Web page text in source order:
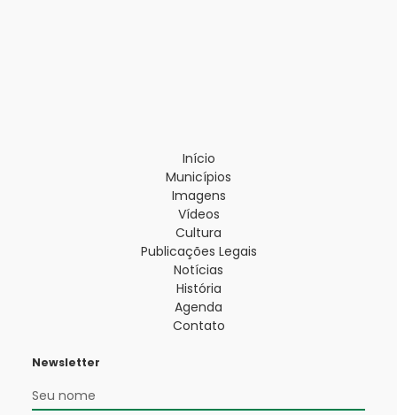
Início
Municípios
Imagens
Vídeos
Cultura
Publicações Legais
Notícias
História
Agenda
Contato
Newsletter